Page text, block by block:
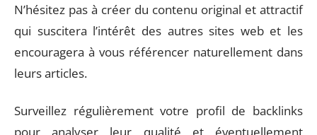
N’hésitez pas à créer du contenu original et attractif
qui suscitera l’intérêt des autres sites web et les
encouragera à vous référencer naturellement dans
leurs articles.
Surveillez régulièrement votre profil de backlinks
pour analyser leur qualité et éventuellement